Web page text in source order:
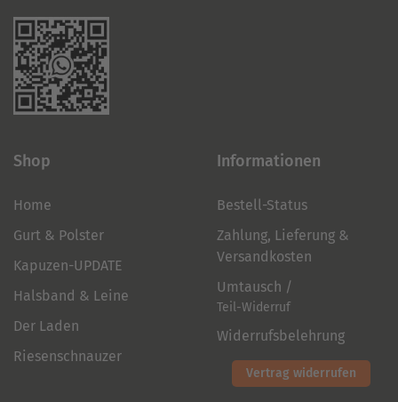
Shop
Home
Gurt & Polster
Kapuzen-UPDATE
Halsband & Leine
Der Laden
Riesenschnauzer
Informationen
Bestell-Status
Zahlung, Lieferung &
Versandkosten
Umtausch /
Teil-Widerruf
Widerrufsbelehrung
Vertrag widerrufen